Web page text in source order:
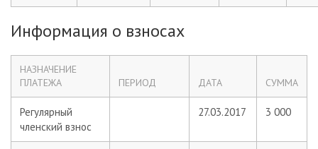
Информация о взносах
НАЗНАЧЕНИЕ
ПЛАТЕЖА
ПЕРИОД ДАТА СУММА
Регулярный
членский взнос
27.03.2017 3 000